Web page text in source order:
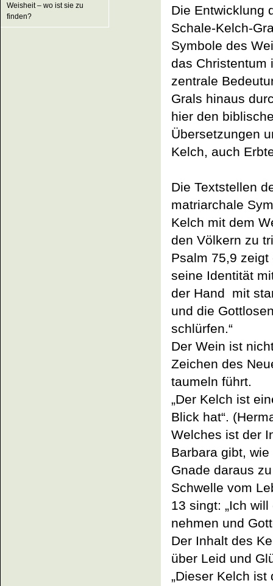
Weisheit – wo ist sie zu
finden?
Die Entwicklung
Schale-Kelch-
Symbole des
das Christentum
zentrale
Grals hinaus
hier den
Kelch, auch
Die Textstellen
matriarchale
Kelch mit dem
den Völkern zu
Psalm 75,9
seine Identität
der Hand mit
und die
schlürfen.“
Der Wein ist
Zeichen des
taumeln führt.
„Der Kelch ist
Blick hat“.
Welches ist der
Barbara gibt,
Gnade daraus
Schwelle vom
13 singt: „Ich
nehmen und
Der Inhalt des
über Leid und
„Dieser Kelch